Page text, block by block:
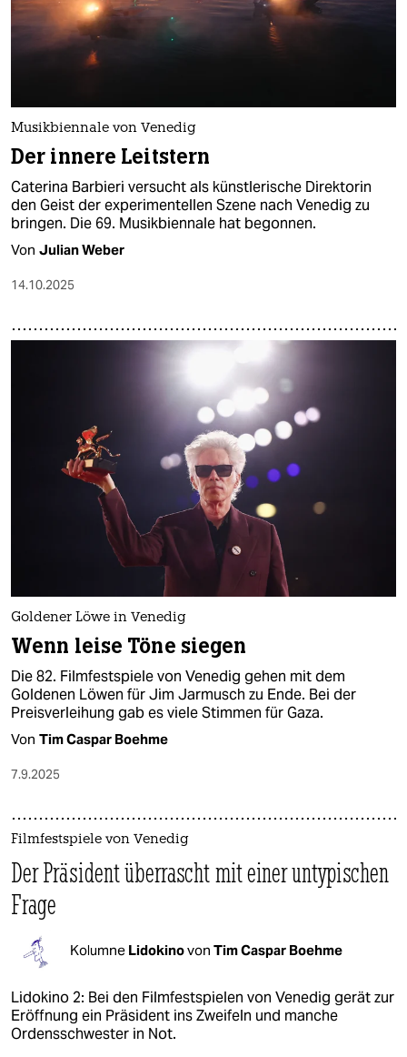
Musikbiennale von Venedig
Der innere Leitstern
Caterina Barbieri versucht als künstlerische Direktorin
den Geist der experimentellen Szene nach Venedig zu
bringen. Die 69. Musikbiennale hat begonnen.
Von Julian Weber
14.10.2025
Goldener Löwe in Venedig
Wenn leise Töne siegen
Die 82. Filmfestspiele von Venedig gehen mit dem
Goldenen Löwen für Jim Jarmusch zu Ende. Bei der
Preisverleihung gab es viele Stimmen für Gaza.
Von Tim Caspar Boehme
7.9.2025
Filmfestspiele von Venedig
Der Präsident überrascht mit einer untypischen
Frage
Kolumne Lidokinovon Tim Caspar Boehme
Lidokino 2: Bei den Filmfestspielen von Venedig gerät zur
Eröffnung ein Präsident ins Zweifeln und manche
Ordensschwester in Not.